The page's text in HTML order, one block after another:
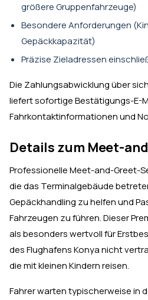
größere Gruppenfahrzeuge)
Besondere Anforderungen
Gepäckkapazität)
Präzise Zieladressen
Die Zahlungsabwicklung über
liefert sofortige Bestätigungs-E-
Fahrkontaktinformationen und
Details zum Meet-
Professionelle Meet-and-Greet-
die das Terminalgebäude
Gepäckhandling zu helfen und
Fahrzeugen zu führen. Dieser
als besonders wertvoll für
des Flughafens Konya nicht
die mit kleinen Kindern reisen.
Fahrer warten typischerweise in